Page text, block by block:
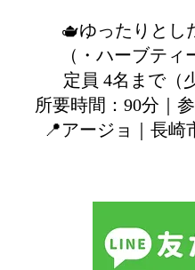
🫖ゆったりとし
（・ハーブティ
定員 4名まで（
所要時間：90分｜
📍アージョ｜長崎